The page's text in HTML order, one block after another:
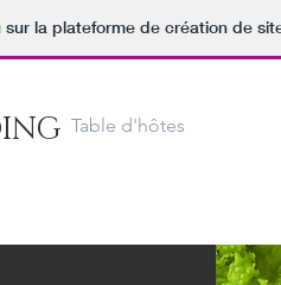
sur la plateforme de création de
Table d'hôtes